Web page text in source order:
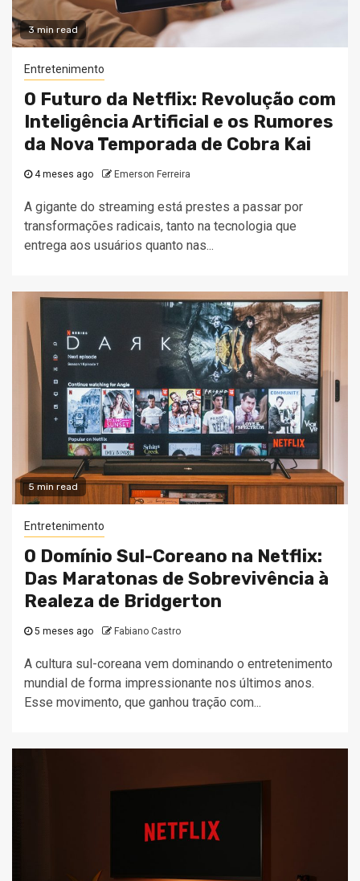
3 min read
Entretenimento
O Futuro da Netflix: Revolução com
Inteligência Artificial e os Rumores
da Nova Temporada de Cobra Kai
4 meses ago Emerson Ferreira
A gigante do streaming está prestes a passar por
transformações radicais, tanto na tecnologia que
entrega aos usuários quanto nas...
5 min read
Entretenimento
O Domínio Sul-Coreano na Netflix:
Das Maratonas de Sobrevivência à
Realeza de Bridgerton
5 meses ago Fabiano Castro
A cultura sul-coreana vem dominando o entretenimento
mundial de forma impressionante nos últimos anos.
Esse movimento, que ganhou tração com...